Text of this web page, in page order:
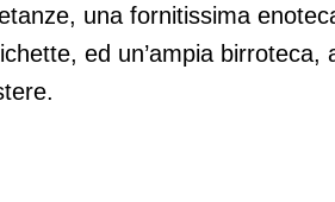
una fornitissima
ed un’ampia birroteca,